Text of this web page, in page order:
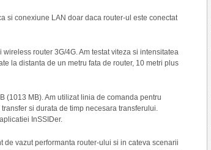
si conexiune LAN doar daca router-ul este conectat
router 3G/4G. Am testat viteza si intensitatea
la distanta de un metru fata de router, 10 metri plus
(1013 MB). Am utilizat linia de comanda pentru
si durata de timp necesara transferului.
InSSIDer.
de vazut performanta router-ului si in cateva scenarii